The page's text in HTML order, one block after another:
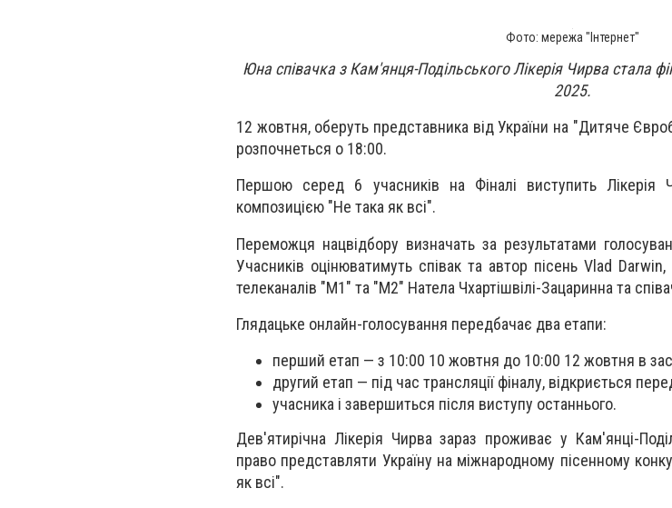
Фото: мережа "Інтернет"
Юна співачка з Кам'янця-Подільського Лікерія Чирва стала
2025.
12 жовтня, оберуть представника від України на "Дитяче
розпочнеться о 18:00.
Першою серед 6 учасників на Фіналі виступить Лікерія
композицією "Не така як всі".
Переможця нацвідбору визначать за результатами
Учасників оцінюватимуть співак та автор пісень Vlad
телеканалів "М1" та "М2" Натела Чхартішвілі-Зацаринна та
Глядацьке онлайн-голосування передбачає два етапи:
перший етап — з 10:00 10 жовтня до 10:00 12 жовтня в
другий етап — під час трансляції фіналу, відкриється
учасника і завершиться після виступу останнього.
Дев'ятирічна Лікерія Чирва зараз проживає у Кам'янці-
право представляти Україну на міжнародному пісенному
як всі".